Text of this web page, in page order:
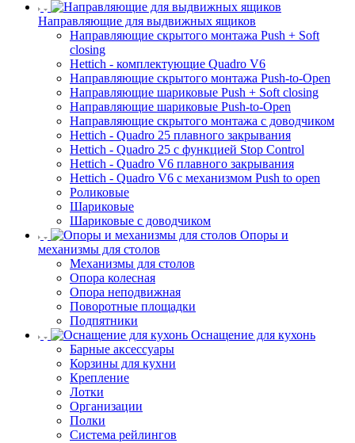
Направляющие для выдвижных ящиков
Направляющие скрытого монтажа Push + Soft
closing
Hettich - комплектующие Quadro V6
Направляющие скрытого монтажа Push-to-Open
Направляющие шариковые Push + Soft closing
Направляющие шариковые Push-to-Open
Направляющие скрытого монтажа с доводчиком
Hettich - Quadro 25 плавного закрывания
Hettich - Quadro 25 с функцией Stop Control
Hettich - Quadro V6 плавного закрывания
Hettich - Quadro V6 с механизмом Push to open
Роликовые
Шариковые
Шариковые с доводчиком
Опоры и
механизмы для столов
Механизмы для столов
Опора колесная
Опора неподвижная
Поворотные площадки
Подпятники
Оснащение для кухонь
Барные аксессуары
Корзины для кухни
Крепление
Лотки
Организации
Полки
Система рейлингов